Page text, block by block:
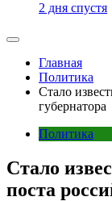
2 дня спустя
Главная
Политика
Стало
губернатора
Политика
Стало
поста